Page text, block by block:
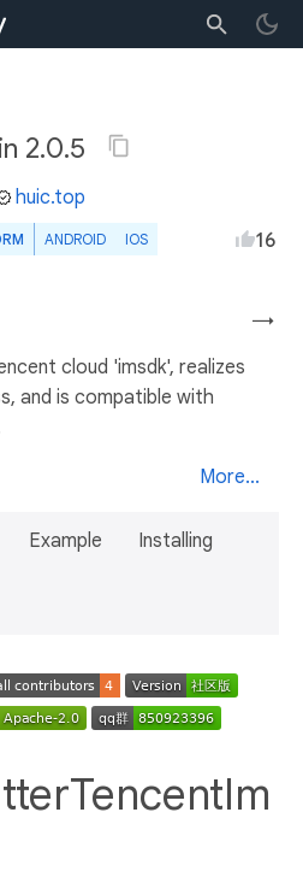
2.0.5
huic.top
ANDROID IOS 16
→
cloud 'imsdk', realizes
and is compatible with
More...
Example Installing